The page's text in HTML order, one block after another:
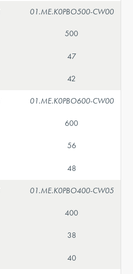
01.ME.K0PBO500-CW00
500
47
42
01.ME.K0PBO600-CW00
600
56
48
01.ME.K0PBO400-CW05
400
38
40